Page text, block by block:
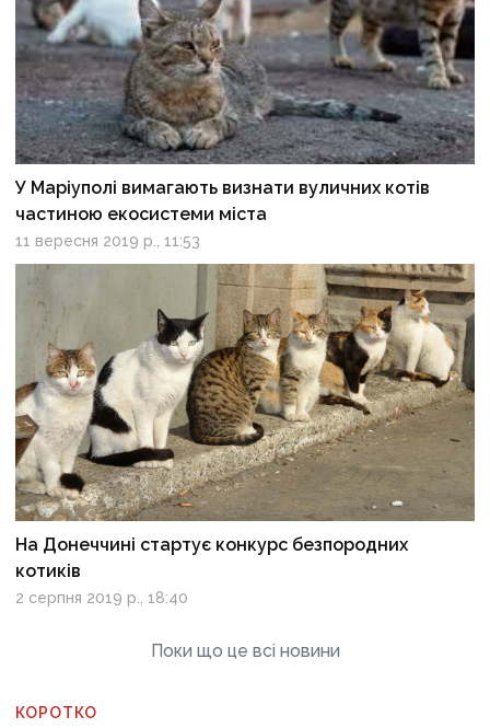
У Маріуполі вимагають визнати вуличних котів
частиною екосиcтеми міста
11 вересня 2019 р., 11:53
На Донеччині стартує конкурс безпородних
котиків
2 серпня 2019 р., 18:40
Поки що це всі новини
КОРОТКО